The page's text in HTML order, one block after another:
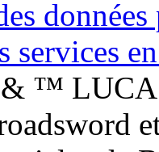
services
™